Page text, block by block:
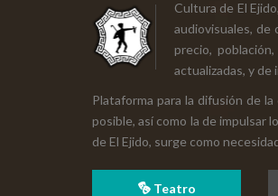
Cultura de El
audiovisuales, de
precio,
actualizadas, y de
Plataforma para la difusión de
posible, así como la de impulsar
de El Ejido, surge como
Teatro